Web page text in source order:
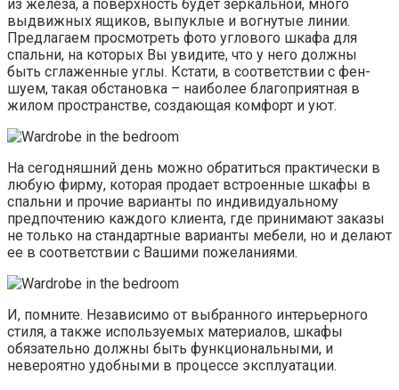
из железа, а поверхность будет зеркальной, много
выдвижных ящиков, выпуклые и вогнутые линии.
Предлагаем просмотреть фото углового шкафа для
спальни, на которых Вы увидите, что у него должны
быть сглаженные углы. Кстати, в соответствии с фен-
шуем, такая обстановка – наиболее благоприятная в
жилом пространстве, создающая комфорт и уют.
На сегодняшний день можно обратиться практически в
любую фирму, которая продает встроенные шкафы в
спальни и прочие варианты по индивидуальному
предпочтению каждого клиента, где принимают заказы
не только на стандартные варианты мебели, но и делают
ее в соответствии с Вашими пожеланиями.
И, помните. Независимо от выбранного интерьерного
стиля, а также используемых материалов, шкафы
обязательно должны быть функциональными, и
невероятно удобными в процессе эксплуатации.